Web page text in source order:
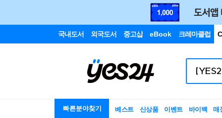
국내도서 외국도서 중고샵 eBook 크레마클럽
빠른분야찾기 베스트 신상품 이벤트 바이백 매